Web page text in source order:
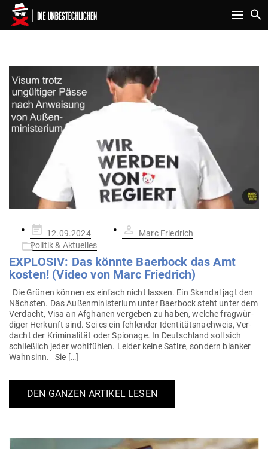
Toggle
SCHLAGWORT:
Gepostet
am
12.09.2024
Marc Friedrich
Politik & Aktuelles
EXPLOSIV: Das könnte Baerbock das Amt
kosten! (Video von Marc Friedrich)
Die Grünen können es einfach nicht lassen. Ein Skandal jagt den
Nächsten. Das Außen­mi­nis­terium unter Baerbock steht unter dem
Ver­dacht, Visa an Afghanen ver­geben zu haben, welche frag­wür­
diger Her­kunft sind. Sei es ein feh­lender Iden­ti­täts­nachweis, Ver­
dacht der Kri­mi­na­lität oder Spionage. In Deutschland soll sich
schließlich jeder wohl­fühlen. Leider keine Satire, sondern blanker
Wahnsinn. Sie […]
DEN GANZEN ARTIKEL LESEN